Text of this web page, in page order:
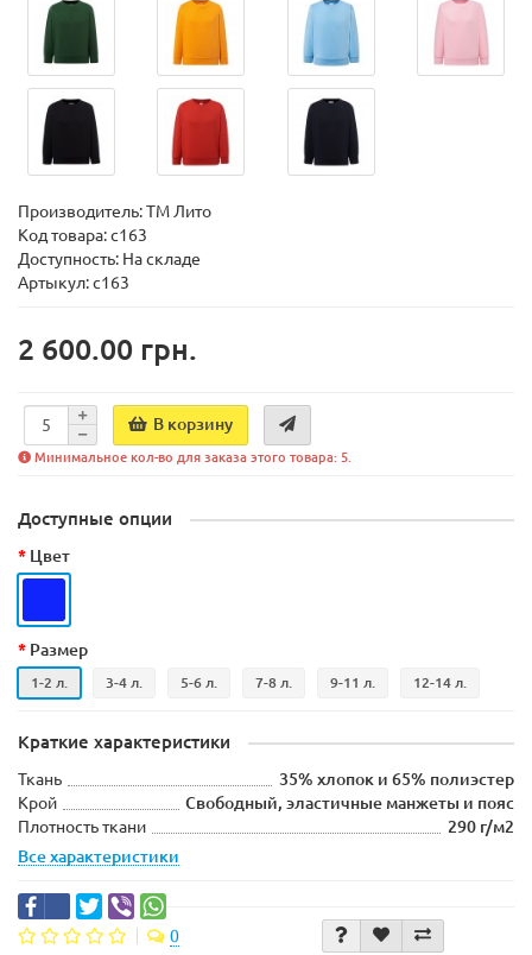
Производитель:ТМ Лито
Код товара:c163
Доступность: На складе
Артыкул: с163
2 600.00 грн.
В корзину
Минимальное кол-во для заказа этого товара: 5.
Доступные опции
Цвет
Размер
1-2 л. 3-4 л. 5-6 л. 7-8 л. 9-11 л. 12-14 л.
Краткие характеристики
Ткань
35% хлопок и 65% полиэстер
Крой
Свободный, эластичные манжеты и пояс
Плотность ткани
290 г/м2
Все характеристики
0